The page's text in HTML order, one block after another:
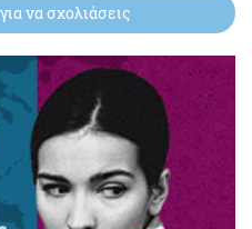
να σχολιάσεις